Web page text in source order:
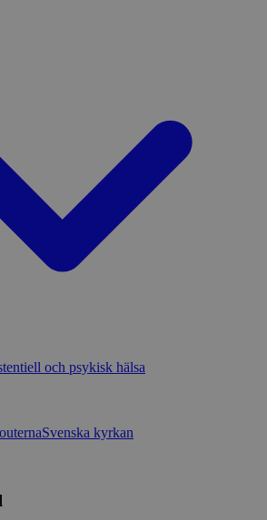
och psykisk hälsa
Svenska kyrkan